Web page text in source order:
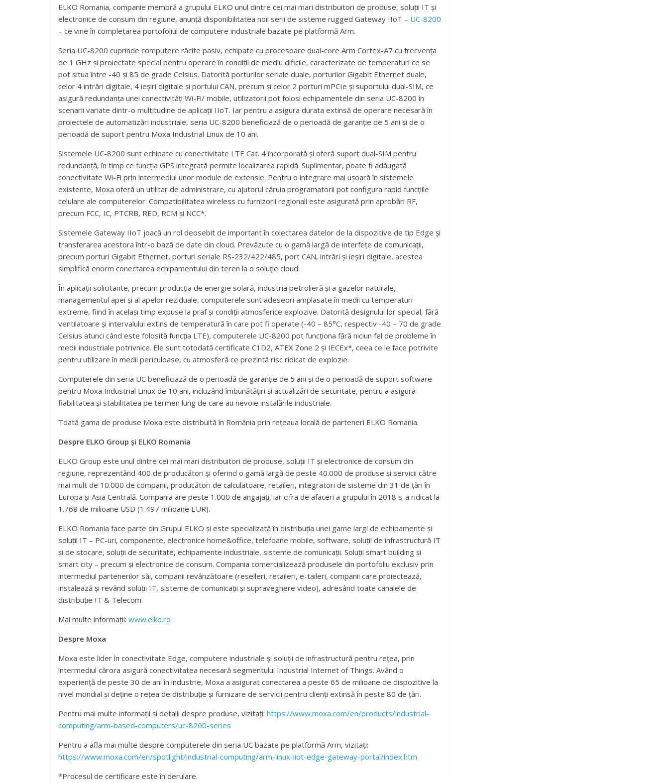
ELKO Romania, companie membră a grupului ELKO unul dintre cei mai mari distribuitori de produse, soluții IT și
electronice de consum din regiune, anunță disponibilitatea noii serii de sisteme rugged Gateway IIoT – UC-8200
– ce vine în completarea portofoliul de computere industriale bazate pe platformă Arm.
Seria UC-8200 cuprinde computere răcite pasiv, echipate cu procesoare dual-core Arm Cortex-A7 cu frecvența
de 1 GHz și proiectate special pentru operare în condiții de mediu dificile, caracterizate de temperaturi ce se
pot situa între -40 și 85 de grade Celsius. Datorită porturilor seriale duale, porturilor Gigabit Ethernet duale,
celor 4 intrări digitale, 4 ieșiri digitale și portului CAN, precum și celor 2 porturi mPCIe și suportului dual-SIM, ce
asigură redundanța unei conectivități Wi-Fi/ mobile, utilizatorii pot folosi echipamentele din seria UC-8200 în
scenarii variate dintr-o multitudine de aplicații IIoT. Iar pentru a asigura durata extinsă de operare necesară în
proiectele de automatizări industriale, seria UC-8200 beneficiază de o perioadă de garanție de 5 ani și de o
perioadă de suport pentru Moxa Industrial Linux de 10 ani.
Sistemele UC-8200 sunt echipate cu conectivitate LTE Cat. 4 încorporată și oferă suport dual-SIM pentru
redundanță, în timp ce funcția GPS integrată permite localizarea rapidă. Suplimentar, poate fi adăugată
conectivitate Wi-Fi prin intermediul unor module de extensie. Pentru o integrare mai ușoară în sistemele
existente, Moxa oferă un utilitar de administrare, cu ajutorul căruia programatorii pot configura rapid funcțiile
celulare ale computerelor. Compatibilitatea wireless cu furnizorii regionali este asigurată prin aprobări RF,
precum FCC, IC, PTCRB, RED, RCM și NCC*.
Sistemele Gateway IIoT joacă un rol deosebit de important în colectarea datelor de la dispozitive de tip Edge și
transferarea acestora într-o bază de date din cloud. Prevăzute cu o gamă largă de interfețe de comunicații,
precum porturi Gigabit Ethernet, porturi seriale RS-232/422/485, port CAN, intrări și ieșiri digitale, acestea
simplifică enorm conectarea echipamentului din teren la o soluție cloud.
În aplicații solicitante, precum producția de energie solară, industria petrolieră și a gazelor naturale,
managementul apei și al apelor reziduale, computerele sunt adeseori amplasate în medii cu temperaturi
extreme, fiind în același timp expuse la praf și condiții atmosferice explozive. Datorită designului lor special, fără
ventilatoare și intervalului extins de temperatură în care pot fi operate (-40 – 85°C, respectiv -40 – 70 de grade
Celsius atunci când este folosită funcția LTE), computerele UC-8200 pot funcționa fără niciun fel de probleme în
medii industriale potrivnice. Ele sunt totodată certificate C1D2, ATEX Zone 2 și IECEx*, ceea ce le face potrivite
pentru utilizare în medii periculoase, cu atmosferă ce prezintă risc ridicat de explozie.
Computerele din seria UC beneficiază de o perioadă de garanție de 5 ani și de o perioadă de suport software
pentru Moxa Industrial Linux de 10 ani, incluzând îmbunătățiri și actualizări de securitate, pentru a asigura
fiabilitatea și stabilitatea pe termen lung de care au nevoie instalările industriale.
Toată gama de produse Moxa este distribuită în România prin rețeaua locală de parteneri ELKO Romania.
Despre ELKO Group și ELKO Romania
ELKO Group este unul dintre cei mai mari distribuitori de produse, soluții IT și electronice de consum din
regiune, reprezentând 400 de producători și oferind o gamă largă de peste 40.000 de produse și servicii către
mai mult de 10.000 de companii, producători de calculatoare, retaileri, integratori de sisteme din 31 de țări în
Europa și Asia Centrală. Compania are peste 1.000 de angajați, iar cifra de afaceri a grupului în 2018 s-a ridicat la
1.768 de milioane USD (1.497 milioane EUR).
ELKO Romania face parte din Grupul ELKO și este specializată în distribuția unei game largi de echipamente și
soluții IT – PC-uri, componente, electronice home&office, telefoane mobile, software, soluții de infrastructură IT
și de stocare, soluții de securitate, echipamente industriale, sisteme de comunicații. Soluții smart building și
smart city – precum și electronice de consum. Compania comercializează produsele din portofoliu exclusiv prin
intermediul partenerilor săi, companii revânzătoare (reselleri, retaileri, e-taileri, companii care proiectează,
instalează și revând soluții IT, sisteme de comunicații și supraveghere video), adresând toate canalele de
distribuție IT & Telecom.
Mai multe informații: www.elko.ro
Despre Moxa
Moxa este lider în conectivitate Edge, computere industriale și soluții de infrastructură pentru rețea, prin
intermediul cărora asigură conectivitatea necesară segmentului Industrial Internet of Things. Având o
experiență de peste 30 de ani în industrie, Moxa a asigurat conectarea a peste 65 de milioane de dispozitive la
nivel mondial și deține o rețea de distribuție și furnizare de servicii pentru clienți extinsă în peste 80 de țări.
Pentru mai multe informații și detalii despre produse, vizitați: https://www.moxa.com/en/products/industrial-
computing/arm-based-computers/uc-8200-series
Pentru a afla mai multe despre computerele din seria UC bazate pe platformă Arm, vizitați:
https://www.moxa.com/en/spotlight/industrial-computing/arm-linux-iiot-edge-gateway-portal/index.htm
*Procesul de certificare este în derulare.